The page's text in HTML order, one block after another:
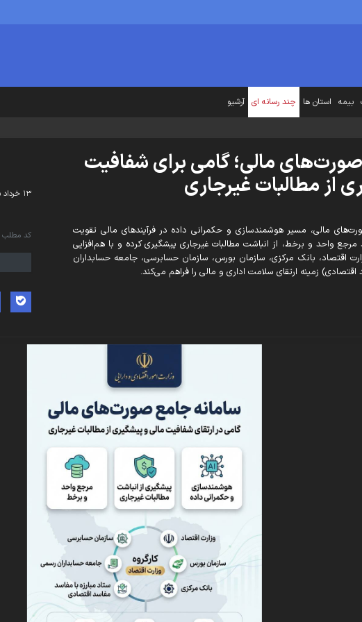
بیمه استان ها چند رسانه ای آرشیو
۱۳ خرداد ۱۴۰۵ - ۰۹:۵۷
کد مطلب
مالی؛ گامی برای شفافیت
از مطالبات غیرجاری
مالی، مسیر هوشمندسازی و حکمرانی داده در فرآیندهای مالی تقویت
واحد و برخط، از انباشت مطالبات غیرجاری پیشگیری کرده و با هم‌افزایی
اقتصاد، بانک مرکزی، سازمان بورس، سازمان حسابرسی، جامعه حسابداران
زمینه ارتقای سلامت اداری و مالی را فراهم می‌کند.